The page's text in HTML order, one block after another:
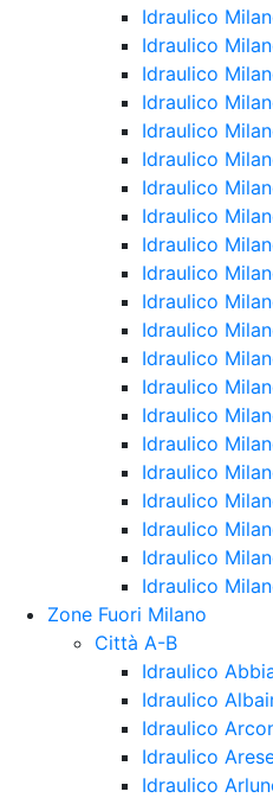
Idraulico
Idraulico
Idraulico
Idraulico
Idraulico
Idraulico
Idraulico
Idraulico
Idraulico
Idraulico
Idraulico
Idraulico
Idraulico
Idraulico
Idraulico
Idraulico
Idraulico
Idraulico
Idraulico
Idraulico
Idraulico
Zone Fuori Milano
Città A-B
Idraulico
Idraulico
Idraulico
Idraulico
Idraulico